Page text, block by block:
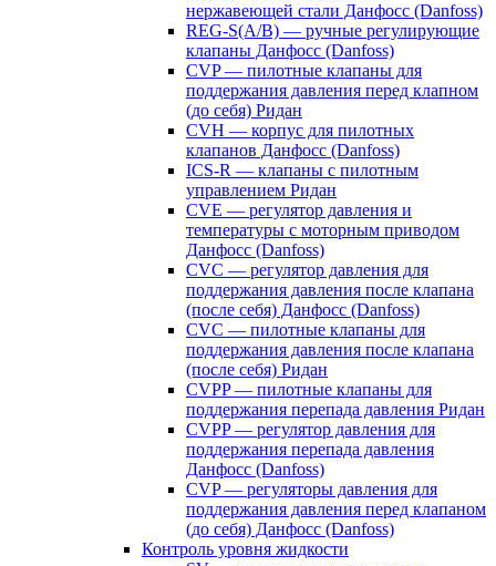
нержавеющей стали Данфосс (Danfoss)
REG-S(A/B) — ручные регулирующие
клапаны Данфосс (Danfoss)
CVP — пилотные клапаны для
поддержания давления перед клапном
(до себя) Ридан
CVH — корпус для пилотных
клапанов Данфосс (Danfoss)
ICS-R — клапаны с пилотным
управлением Ридан
CVE — регулятор давления и
температуры с моторным приводом
Данфосс (Danfoss)
CVС — регулятор давления для
поддержания давления после клапана
(после себя) Данфосс (Danfoss)
CVС — пилотные клапаны для
поддержания давления после клапана
(после себя) Ридан
CVPP — пилотные клапаны для
поддержания перепада давления Ридан
CVPP — регулятор давления для
поддержания перепада давления
Данфосс (Danfoss)
CVP — регуляторы давления для
поддержания давления перед клапаном
(до себя) Данфосс (Danfoss)
Контроль уровня жидкости